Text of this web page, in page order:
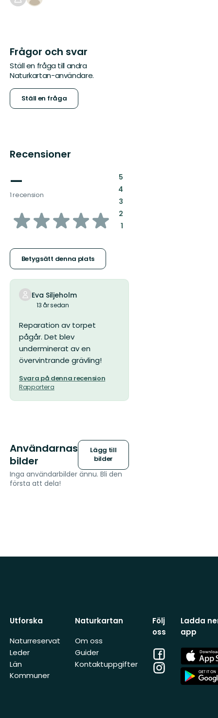
Frågor och svar
Ställ en fråga till andra
Naturkartan-användare.
Ställ en fråga
Recensioner
—
1 recension
av
stjärnor
Betygsätt denna plats
5:
4:
3:
2:
1:
Eva Siljeholm
13 år sedan
Reparation av torpet
pågår. Det blev
underminerat av en
övervintrande grävling!
Svara på denna recension
Rapportera
Användarnas
bilder
Lägg till
bilder
Inga användarbilder ännu. Bli den
första att dela!
Utforska
Naturreservat
Leder
Län
Kommuner
Naturkartan
Om oss
Guider
Kontaktuppgifter
Följ
oss
Facebook
Instagram
Ladda
app
App
Store
App
Store